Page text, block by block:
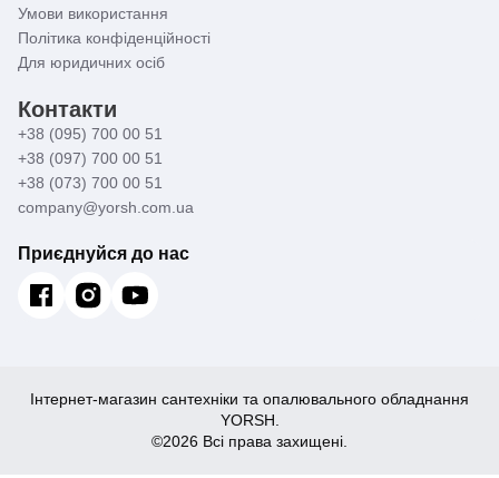
Умови використання
Політика конфіденційності
Для юридичних осіб
Контакти
+38 (095) 700 00 51
+38 (097) 700 00 51
+38 (073) 700 00 51
company@yorsh.com.ua
Приєднуйся до нас
Інтернет-магазин сантехніки та опалювального обладнання
YORSH.
©2026 Всі права захищені.